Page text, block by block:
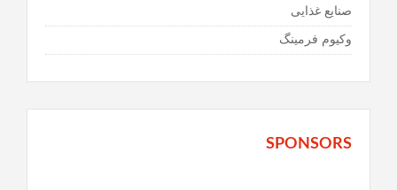
صنایع غذایی
وكیوم فرمینگ
SPONSORS